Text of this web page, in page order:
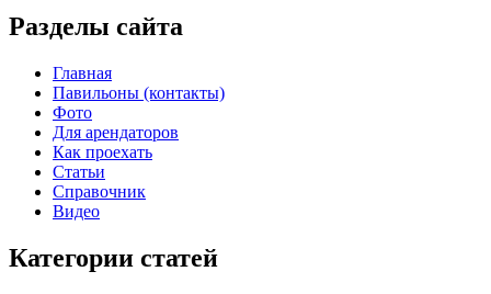
Разделы сайта
Главная
Павильоны (контакты)
Фото
Для арендаторов
Как проехать
Статьи
Справочник
Видео
Категории статей